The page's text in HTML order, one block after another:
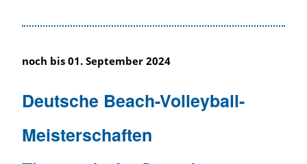
noch bis 01. September 2024
Deutsche Beach-Volleyball-
Meisterschaften